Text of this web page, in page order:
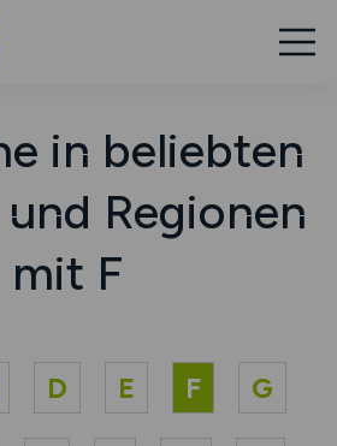
in beliebten
Regionen
mit F
D E F G